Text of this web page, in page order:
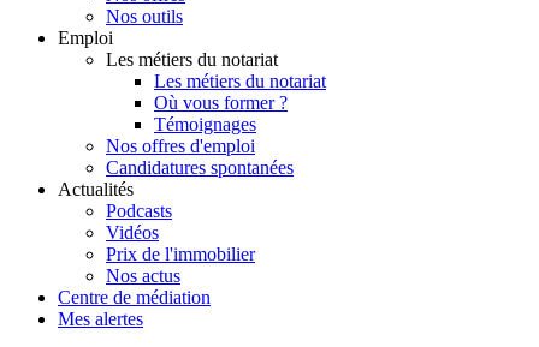
Nos outils
Emploi
Les métiers du notariat
Les métiers du notariat
Où vous former ?
Témoignages
Nos offres d'emploi
Candidatures spontanées
Actualités
Podcasts
Vidéos
Prix de l'immobilier
Nos actus
Centre de médiation
Mes alertes